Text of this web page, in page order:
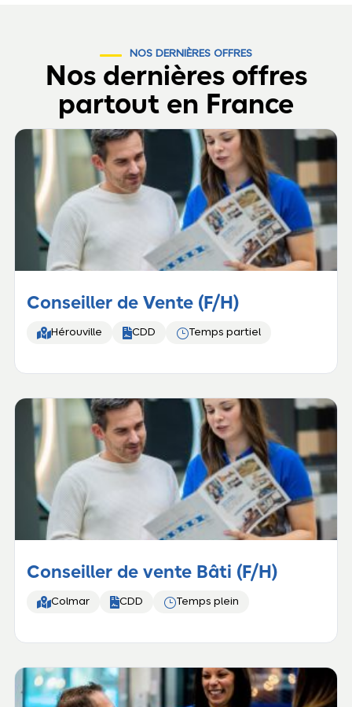
NOS DERNIÈRES OFFRES
Nos dernières offres
partout en France
Conseiller de Vente (F/H)
Hérouville CDD }Temps partiel
Conseiller de vente Bâti (F/H)
Colmar CDD }Temps plein